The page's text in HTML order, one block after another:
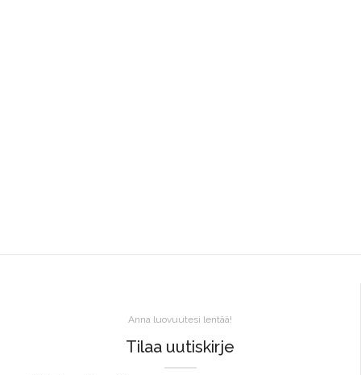
Anna luovuutesi lentää!
Tilaa uutiskirje